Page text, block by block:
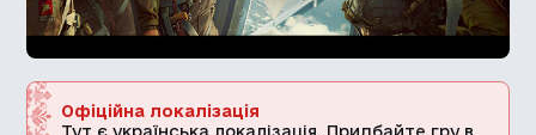
Офіційна локалізація
Тут є українська локалізація. Придбайте гру в